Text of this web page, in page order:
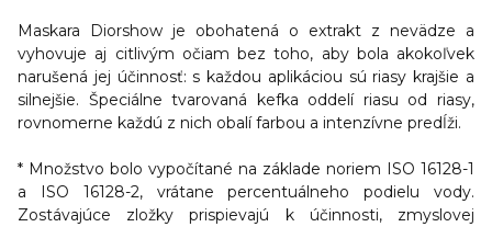
Maskara Diorshow je obohatená o extrakt z nevädze a
vyhovuje aj citlivým očiam bez toho, aby bola akokoľvek
narušená jej účinnosť: s každou aplikáciou sú riasy krajšie a
silnejšie. Špeciálne tvarovaná kefka oddelí riasu od riasy,
rovnomerne každú z nich obalí farbou a intenzívne predĺži.
* Množstvo bolo vypočítané na základe noriem ISO 16128-1
a ISO 16128-2, vrátane percentuálneho podielu vody.
Zostávajúce zložky prispievajú k účinnosti, zmyslovej